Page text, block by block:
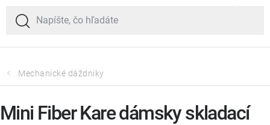
Slnečníky
Polstre a sedáky
Mechanické dáždniky
Mini Fiber Kare dámsky skladací